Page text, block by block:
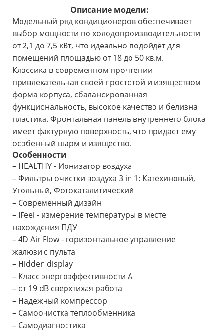
Описание модели:
Модельный ряд кондиционеров обеспечивает
выбор мощности по холодопроизводительности
от 2,1 до 7,5 кВт, что идеально подойдет для
помещений площадью от 18 до 50 кв.м.
Классика в современном прочтении –
привлекательная своей простотой и изяществом
форма корпуса, сбалансированная
функциональность, высокое качество и белизна
пластика. Фронтальная панель внутреннего блока
имеет фактурную поверхность, что придает ему
особенный шарм и изящество.
Особенности
– HEALTHY - Ионизатор воздуха
– Фильтры очистки воздуха 3 in 1: Катехиновый,
Угольный, Фотокаталитический
– Современный дизайн
– IFeel - измерение температуры в месте
нахождения ПДУ
– 4D Air Flow - горизонтальное управление
жалюзи с пульта
– Hidden display
– Класс энергоэффективности А
– от 19 dB cверхтихая работа
– Надежный компрессор
– Самоочистка теплообменника
– Самодиагностика